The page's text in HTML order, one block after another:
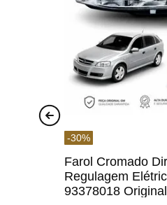
-30%
Farol Cromado
Regulagem
93378018